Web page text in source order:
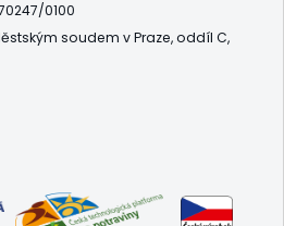
0100
soudem v Praze, oddíl C,